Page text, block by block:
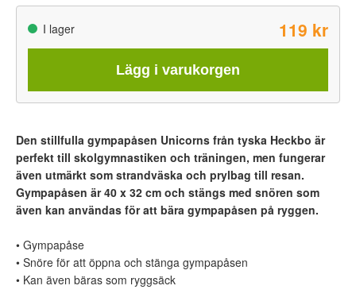
I lager 119 kr
Lägg i varukorgen
Den stillfulla gympapåsen Unicorns från tyska Heckbo är
perfekt till skolgymnastiken och träningen, men fungerar
även utmärkt som strandväska och prylbag till resan.
Gympapåsen är 40 x 32 cm och stängs med snören som
även kan användas för att bära gympapåsen på ryggen.
• Gympapåse
• Snöre för att öppna och stänga gympapåsen
• Kan även bäras som ryggsäck